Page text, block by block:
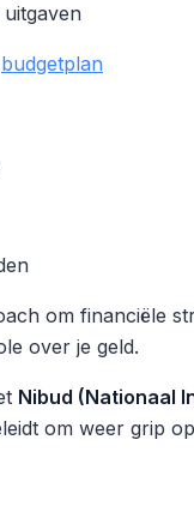
budgetplan
om financiële
over je geld.
Nibud (Nationaal
om weer grip